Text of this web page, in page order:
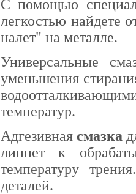
С помощью
легкостью найдете
налет" на металле.
Универсальные
уменьшения
температур.
Адгезивнаясмазка
липнет к
температуру
деталей.